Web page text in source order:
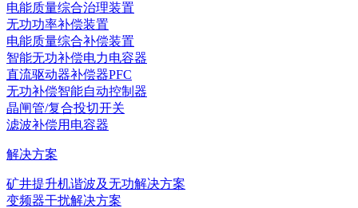
电能质量综合治理装置
无功功率补偿装置
电能质量综合补偿装置
智能无功补偿电力电容器
直流驱动器补偿器PFC
无功补偿智能自动控制器
晶闸管/复合投切开关
滤波补偿用电容器
解决方案
矿井提升机谐波及无功解决方案
变频器干扰解决方案